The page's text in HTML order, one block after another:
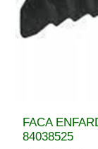
FACA
84038525